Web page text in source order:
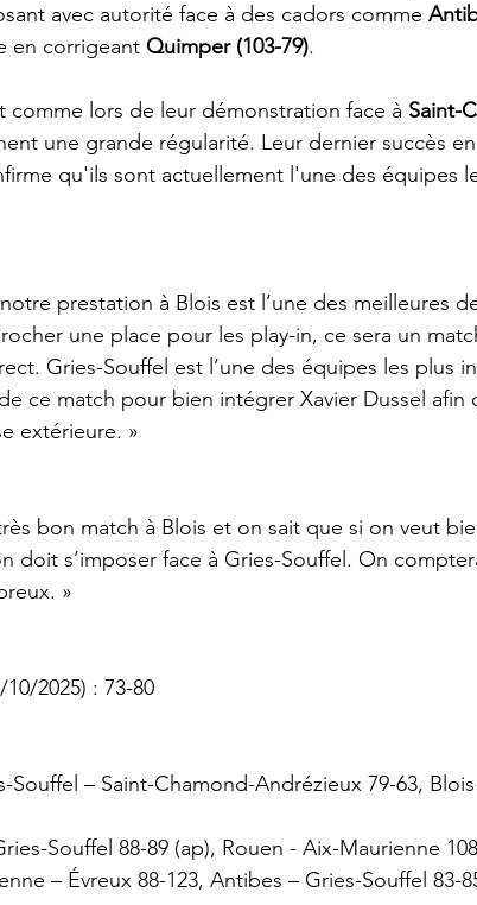
avec autorité face à des cadors comme
en corrigeant Quimper (103-79).
comme lors de leur démonstration face à Saint-
une grande régularité. Leur dernier succès
qu'ils sont actuellement l'une des équipes
prestation à Blois est l’une des meilleures
une place pour les play-in, ce sera un
Gries-Souffel est l’une des équipes les plus
ce match pour bien intégrer Xavier Dussel afin
extérieure. »
bon match à Blois et on sait que si on veut
doit s’imposer face à Gries-Souffel. On
»
2025) : 73-80
Souffel – Saint-Chamond-Andrézieux 79-63,
Souffel 88-89 (ap), Rouen - Aix-Maurienne
– Évreux 88-123, Antibes – Gries-Souffel 83-